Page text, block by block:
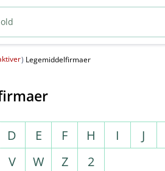
) Legemiddelfirmaer
D E F H I J
V W Z 2